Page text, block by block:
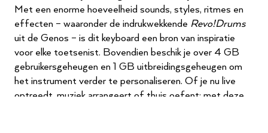
Met een enorme hoeveelheid sounds, styles, ritmes en
effecten – waaronder de indrukwekkende Revo!Drums
uit de Genos – is dit keyboard een bron van inspiratie
voor elke toetsenist. Bovendien beschik je over 4 GB
gebruikersgeheugen en 1 GB uitbreidingsgeheugen om
het instrument verder te personaliseren. Of je nu live
optreedt, muziek arrangeert of thuis oefent: met deze